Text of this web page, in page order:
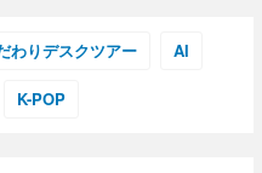
わりデスクツアー AI
K-POP